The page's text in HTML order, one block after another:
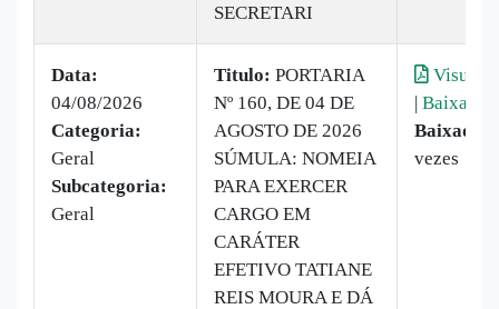
SECRETARI
Data:
04/08/2026
Categoria:
Geral
Subcategoria:
Geral
Titulo: PORTARIA
Nº 160, DE 04 DE
AGOSTO DE 2026
SÚMULA: NOMEIA
PARA EXERCER
CARGO EM
CARÁTER
EFETIVO TATIANE
REIS MOURA E DÁ
| Baixar
Baixado:
vezes